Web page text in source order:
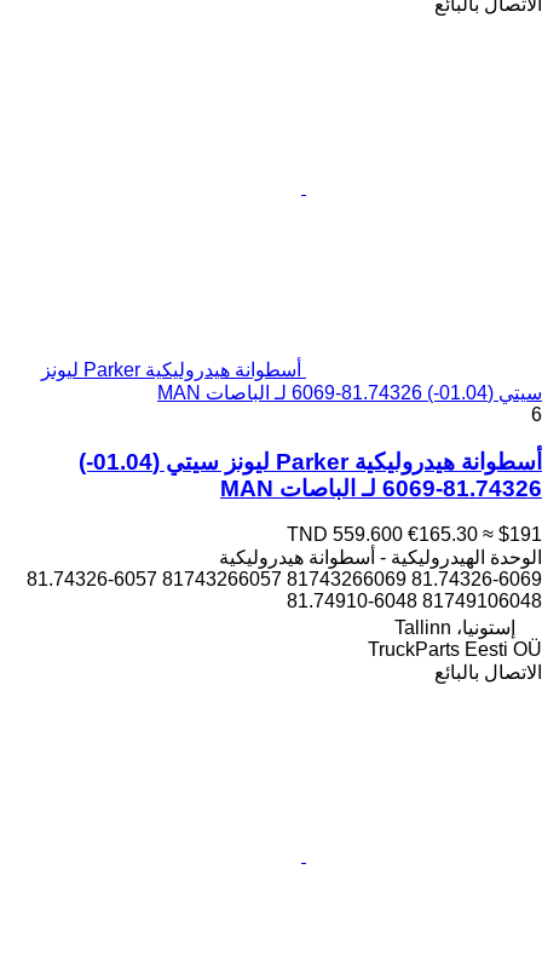
أسطوانة هيدروليكية Parker ليونز
سيتي (01.04-) 81.74326-6069 لـ الباصات MAN
6
أسطوانة هيدروليكية Parker ليونز سيتي (01.04-)
81.74326-6069 لـ الباصات MAN
TND 559.600 €165.30 ≈ $191
الوحدة الهيدروليكية - أسطوانة هيدروليكية
81.74326-6069 81743266069 81743266057 81.74326-6057
81749106048 81.74910-6048
إستونيا، Tallinn
TruckParts Eesti OÜ
الاتصال بالبائع